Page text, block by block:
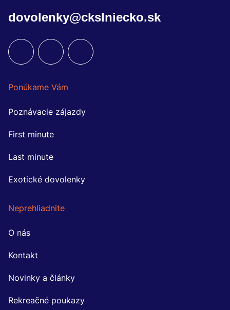
dovolenky@ckslniecko.sk
Ponúkame Vám
Poznávacie zájazdy
First minute
Last minute
Exotické dovolenky
Neprehliadnite
O nás
Kontakt
Novinky a články
Rekreačné poukazy